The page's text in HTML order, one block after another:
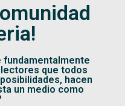
fundamentalmente
que todos
hacen
un medio como